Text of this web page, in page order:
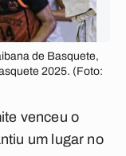
de Basquete,
2025. (Foto:
venceu o
um lugar no